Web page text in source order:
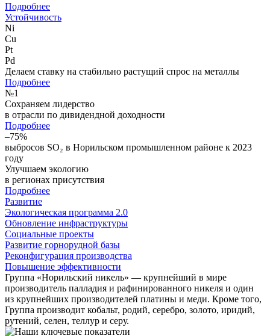
Подробнее
Устойчивость
Ni
Cu
Pt
Pd
Делаем ставку на стабильно растущий спрос на металлы
Подробнее
№1
Сохраняем лидерство
в отрасли по дивидендной доходности
Подробнее
–75%
выбросов SO₂ в Норильском промышленном районе к 2023
году
Улучшаем экологию
в регионах присутствия
Подробнее
Развитие
Экологическая программа 2.0
Обновление инфраструктуры
Социальные проекты
Развитие горнорудной базы
Реконфигурация производства
Повышение эффективности
Группа «Норильский никель» — крупнейший в мире
производитель палладия и рафинированного никеля и один
из крупнейших производителей платины и меди. Кроме того,
Группа производит кобальт, родий, серебро, золото, иридий,
рутений, селен, теллур и серу.